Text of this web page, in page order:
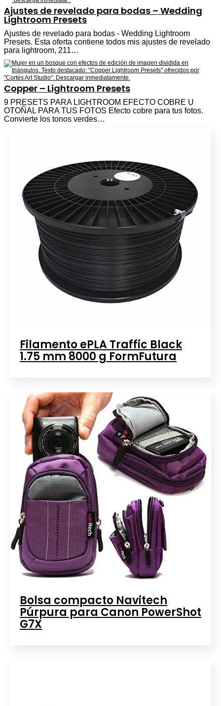
Ajustes de revelado para bodas – Wedding
Lightroom Presets
Ajustes de revelado para bodas - Wedding Lightroom
Presets. Esta oferta contiene todos mis ajustes de revelado
para lightroom, 211…
Copper – Lightroom Presets
9 PRESETS PARA LIGHTROOM EFECTO COBRE U
OTOÑAL PARA TUS FOTOS Efecto cobre para tus fotos.
Convierte los tonos verdes…
Filamento ePLA Traffic Black
1.75 mm 8000 g FormFutura
Bolsa compacto Navitech
Púrpura para Canon PowerShot
G7X